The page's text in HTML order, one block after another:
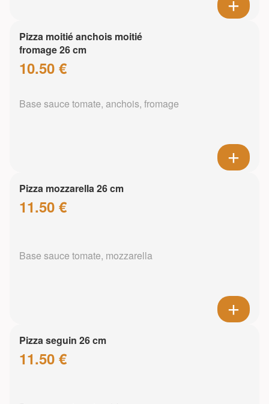
Pizza moitié anchois moitié
fromage 26 cm
10.50 €
Base sauce tomate, anchois, fromage
Pizza mozzarella 26 cm
11.50 €
Base sauce tomate, mozzarella
Pizza seguin 26 cm
11.50 €